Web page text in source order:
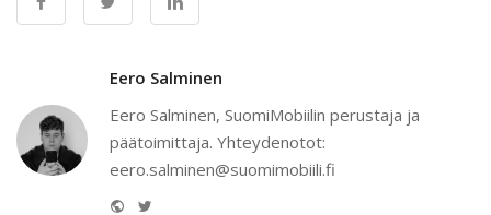
Eero Salminen
Eero Salminen, SuomiMobiilin perustaja ja
päätoimittaja. Yhteydenotot:
eero.salminen@suomimobiili.fi
Website